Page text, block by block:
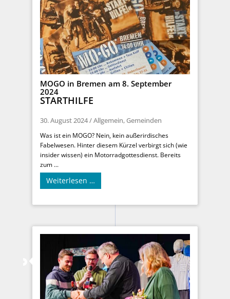
MOGO in Bremen am 8. September
2024
STARTHILFE
30. August 2024/Allgemein, Gemeinden
Was ist ein MOGO? Nein, kein außerirdisches
Fabelwesen. Hinter diesem Kürzel verbirgt sich (wie
insider wissen) ein Motorradgottesdienst. Bereits
zum ...
Weiterlesen …